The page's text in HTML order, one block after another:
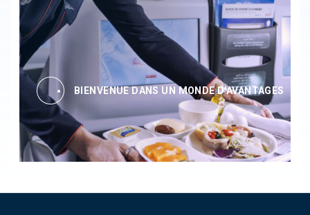
BIENVENUE DANS UN MONDE D'AVANTAGES